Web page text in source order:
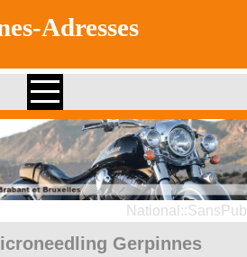
Adresses
National::SansPub
Gerpinnes